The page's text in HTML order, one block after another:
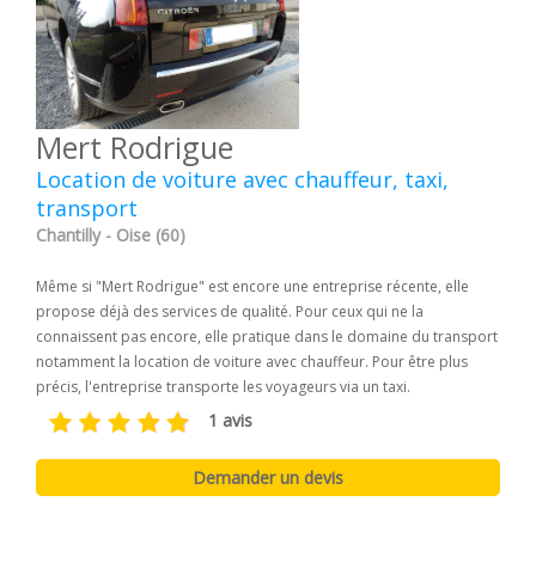
Mert Rodrigue
Location de voiture avec chauffeur, taxi,
transport
Chantilly - Oise (60)
Même si "Mert Rodrigue" est encore une entreprise récente, elle
propose déjà des services de qualité. Pour ceux qui ne la
connaissent pas encore, elle pratique dans le domaine du transport
notamment la location de voiture avec chauffeur. Pour être plus
précis, l'entreprise transporte les voyageurs via un taxi.
1 avis